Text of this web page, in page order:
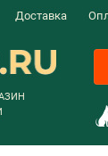
Доставка